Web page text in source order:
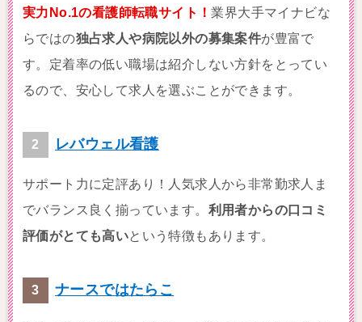
実力No.1の看護師転職サイト！業界大手マイナビな
らではの独占求人や病院以外の募集案件が豊富で
す。定着率の低い職場は紹介しない方針をとってい
るので、安心して求人を選ぶことができます。
レバウェル看護
サポート力に定評あり！人気求人から非常勤求人ま
でバランス良く揃っています。 利用者からの口コミ
評価がとても高いという特徴もあります。
ナースではたらこ